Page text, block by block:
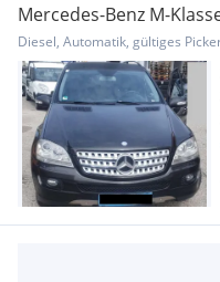
Mercedes-Benz M-
DPF, Pickerl
Diesel, Automatik, gültiges